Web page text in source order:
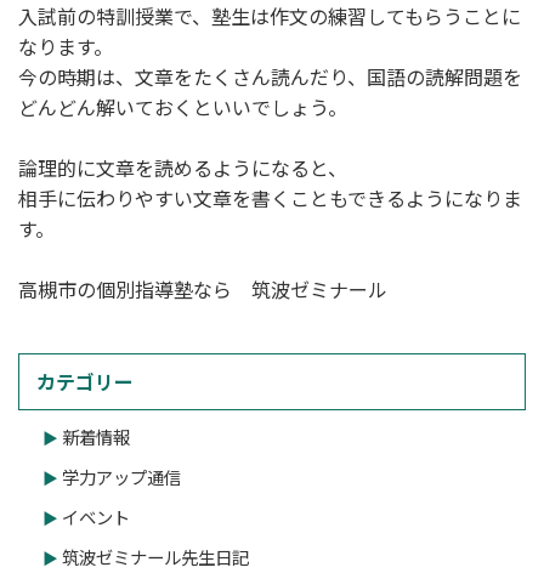
入試前の特訓授業で、塾生は作文の練習してもらうことに
なります。
今の時期は、文章をたくさん読んだり、国語の読解問題を
どんどん解いておくといいでしょう。
論理的に文章を読めるようになると、
相手に伝わりやすい文章を書くこともできるようになりま
す。
高槻市の個別指導塾なら 筑波ゼミナール
カテゴリー
新着情報
学力アップ通信
イベント
筑波ゼミナール先生日記